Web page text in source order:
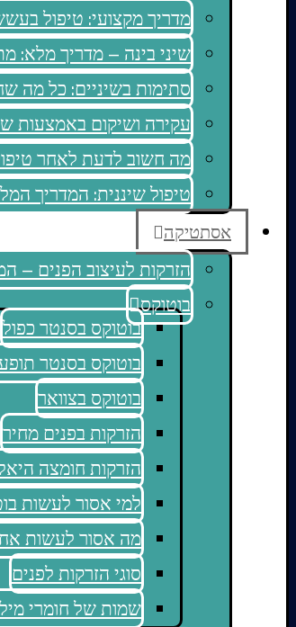
מדריך מקצועי: טיפול
שיני בינה – מדריך מלא:
סתימות בשיניים: כל מה
עקירה ושיקום באמצעות
מה חשוב לדעת לאחר
טיפול שיננית: המדריך
אסתטיקה
הזרקות לעיצוב הפנים –
בוטוקס
בוטוקס בסנטר כפול
בוטוקס בסנטר
בוטוקס בצוואר
הזרקות בפנים מחיר
הזרקות חומצה
למי אסור לעשות
מה אסור לעשות
סוגי הזרקות לפנים
שמות של חומרי